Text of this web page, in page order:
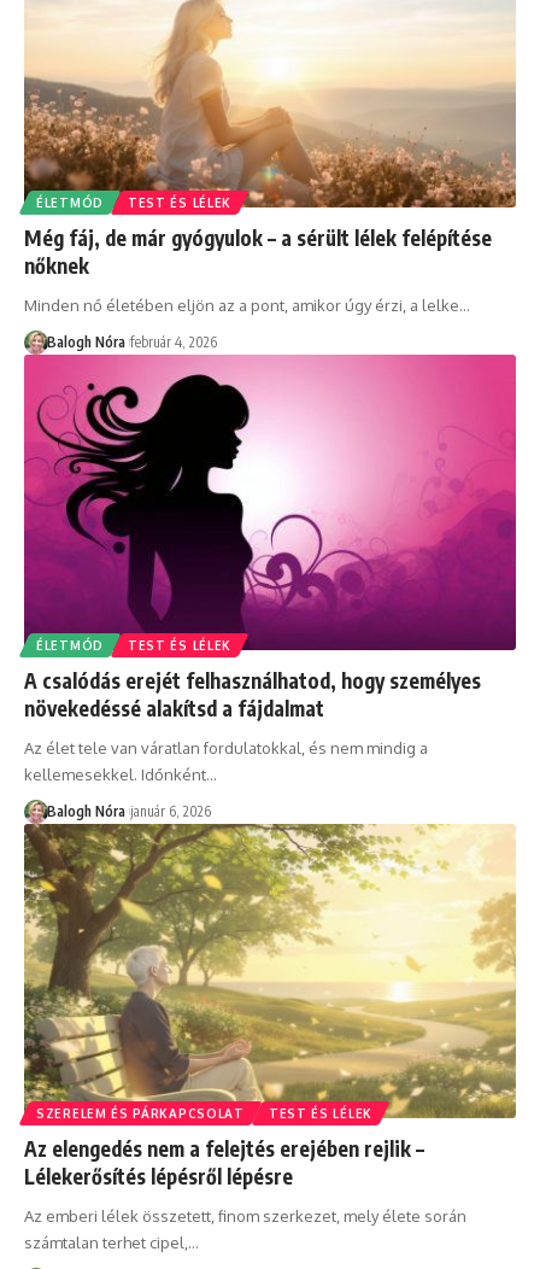
ÉLETMÓD TEST ÉS LÉLEK
Még fáj, de már gyógyulok – a sérült lélek felépítése
nőknek
Minden nő életében eljön az a pont, amikor úgy érzi, a lelke…
Balogh Nóra február 4, 2026
ÉLETMÓD TEST ÉS LÉLEK
A csalódás erejét felhasználhatod, hogy személyes
növekedéssé alakítsd a fájdalmat
Az élet tele van váratlan fordulatokkal, és nem mindig a
kellemesekkel. Időnként…
Balogh Nóra január 6, 2026
SZERELEM ÉS PÁRKAPCSOLAT TEST ÉS LÉLEK
Az elengedés nem a felejtés erejében rejlik –
Lélekerősítés lépésről lépésre
Az emberi lélek összetett, finom szerkezet, mely élete során
számtalan terhet cipel,…